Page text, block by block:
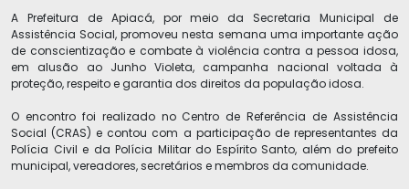
A Prefeitura de Apiacá, por meio da Secretaria Municipal de
Assistência Social, promoveu nesta semana uma importante ação
de conscientização e combate à violência contra a pessoa idosa,
em alusão ao Junho Violeta, campanha nacional voltada à
proteção, respeito e garantia dos direitos da população idosa.
O encontro foi realizado no Centro de Referência de Assistência
Social (CRAS) e contou com a participação de representantes da
Polícia Civil e da Polícia Militar do Espírito Santo, além do prefeito
municipal, vereadores, secretários e membros da comunidade.